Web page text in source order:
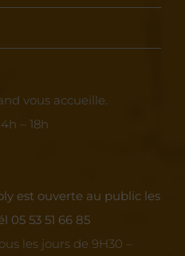
vous accueille.
– 18h
est ouverte au public les
05 53 51 66 85
les jours de 9H30 –